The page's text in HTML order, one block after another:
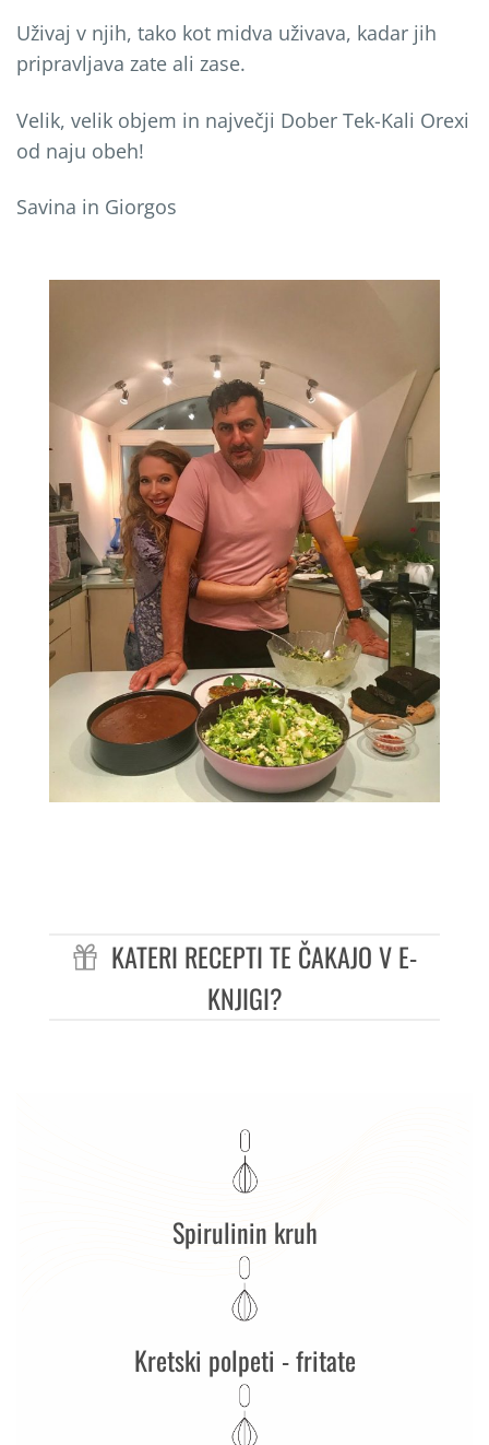
Uživaj v njih, tako kot midva uživava, kadar jih
pripravljava zate ali zase.
Velik, velik objem in največji Dober Tek-Kali Orexi
od naju obeh!
Savina in Giorgos
KATERI RECEPTI TE ČAKAJO V E-
KNJIGI?
Spirulinin kruh
Kretski polpeti - fritate